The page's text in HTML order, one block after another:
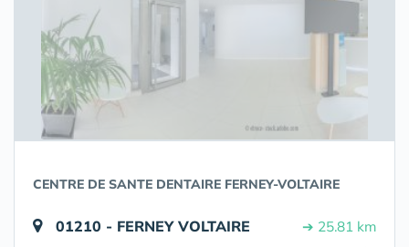
CENTRE DE SANTE DENTAIRE FERNEY-VOLTAIRE
01210 - FERNEY VOLTAIRE ➔ 25.81 km